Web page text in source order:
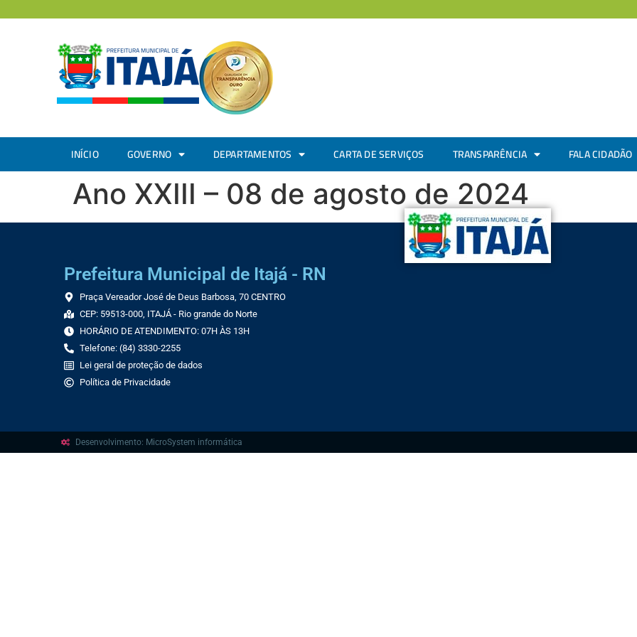
INÍCIO GOVERNO DEPARTAMENTOS CARTA DE SERVIÇOS TRANSPARÊNCIA FALA CIDADÃO
Ano XXIII – 08 de agosto de 2024
Prefeitura Municipal de Itajá - RN
Praça Vereador José de Deus Barbosa, 70 CENTRO
CEP: 59513-000, ITAJÁ - Rio grande do Norte
HORÁRIO DE ATENDIMENTO: 07H ÀS 13H
Telefone: (84) 3330-2255
Lei geral de proteção de dados
Política de Privacidade
Desenvolvimento: MicroSystem informática